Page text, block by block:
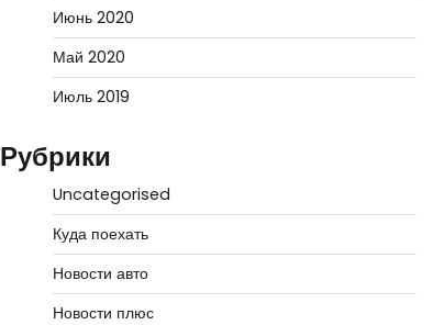
Июнь 2020
Май 2020
Июль 2019
Рубрики
Uncategorised
Куда поехать
Новости авто
Новости плюс